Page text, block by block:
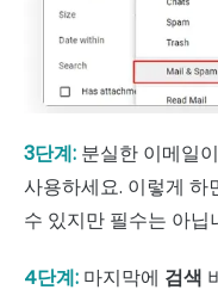
3단계: 분실한 이메일
사용하세요. 이렇게 하
수 있지만 필수는 아닙
4단계: 마지막에 검색